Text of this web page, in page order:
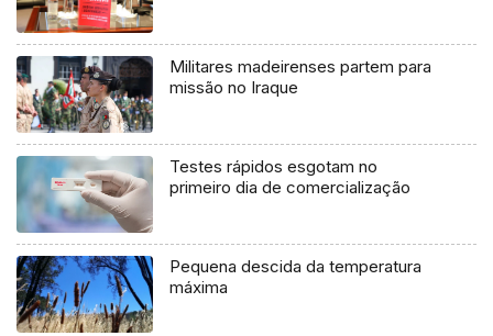
Militares madeirenses partem para
missão no Iraque
Testes rápidos esgotam no
primeiro dia de comercialização
Pequena descida da temperatura
máxima